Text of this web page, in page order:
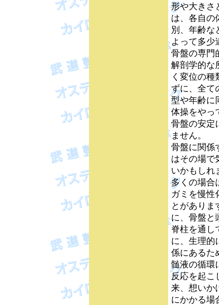
形や大きさ
は、各自の
別、年齢な
よって多少
骨盤の専門
解剖学的な
く変位の種
ずに、全て
型や年齢に
体操をやっ
骨盤の安定
ません。
骨盤に関係
はその場で
いかもしれ
多くの場合
ガミを慢性
とがありま
に、骨盤と
脊柱を通し
に、生理的
係にあるた
髄液の循環
反応を起こ
来、想いか
にかかる場